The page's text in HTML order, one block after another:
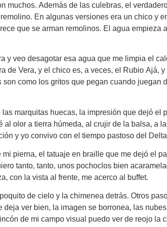
Además de las culebras, el
En algunas versiones era un chico y
que se arman remolinos. El agua empieza
veo desagotar esa agua que me limpia el
Vera, y el chico es, a veces, el Rubio Ajá,
como los gritos que pegan cuando juegan
marquitas huecas, la impresión que dejó el
olor a tierra húmeda, al crujir de la balsa, a
y yo convivo con el tiempo pastoso del
pierna, el tatuaje en braille que me dejó el
tanto, tanto, unos pochoclos bien
con la vista al frente, me acerco al buffet.
de cielo y la chimenea detrás. Otros
ver bien, la imagen se borronea, las
de mi campo visual puedo ver de reojo la